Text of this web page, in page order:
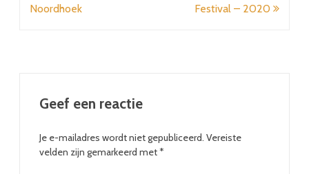
navigatie
Noordhoek
Festival – 2020
Geef een reactie
Je e-mailadres wordt niet gepubliceerd. Vereiste
velden zijn gemarkeerd met*